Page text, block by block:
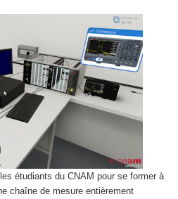
étudiants du CNAM pour se former à
chaîne de mesure entièrement